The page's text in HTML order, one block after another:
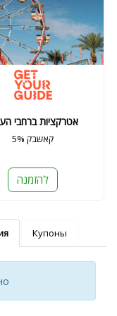
אטרקציות ברחבי
5% קאשבק
להזמנה
Купоны